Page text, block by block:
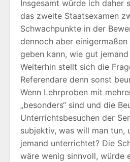
Insgesamt würde ich daher
das zweite Staatsexamen
Schwachpunkte in der
dennoch aber
geben kann, wie gut
Weiterhin stellt sich die
Referendare denn sonst
Wenn Lehrproben mit
„besonders“ sind und die
Unterrichtsbesuchen der
subjektiv, was will man tun,
jemand unterrichtet? Die
wäre wenig sinnvoll, würde